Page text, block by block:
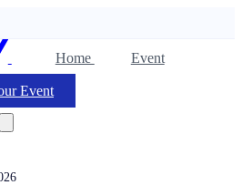
Home
Event
Event